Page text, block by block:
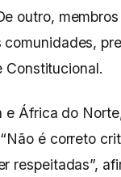
outro,
Constitucional.
África do
é correto
respeitadas”,